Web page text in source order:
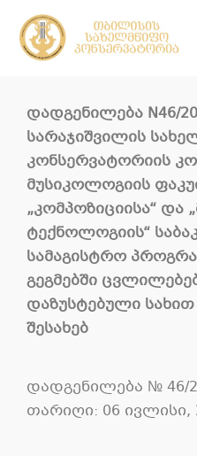
დადგენილება N46/
სარაჯიშვილის
კონსერვატორიის
მუსიკოლოგიის
„კომპოზიციისა“ და
ტექნოლოგიის“
სამაგისტრო
გეგმებში
დაზუსტებული
შესახებ
დადგენილება № 46/
თარიღი: 06 ივლისი,